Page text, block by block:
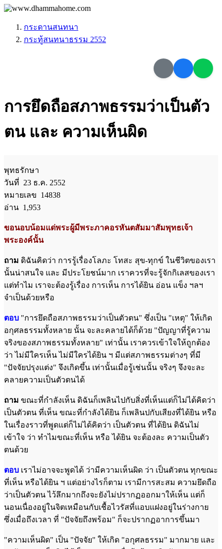
กระดานสนทนา
กระทู้สนทนาธรรม 2552
การยึดถือสภาพธรรมว่าเป็นตัว
ตน และ ความเห็นผิด
พุทธรักษา
วันที่ 23 ธ.ค. 2552
หมายเลข 14838
อ่าน 1,953
ขอนอบน้อมแด่พระผู้มีพระภาคอรหันตสัมมาสัมพุทธเจ้า
พระองค์นั้น
ถาม ดิฉันคิดว่า การรู้เรื่องโลภะ โทสะ สุข-ทุกข์ ในชีวิตของเรา
นั้นน่าสนใจ และ มีประโยชน์มาก เราควรที่จะรู้จักกิเลสของเรา
แต่ทำไม เราจะต้องรู้เรื่อง การเห็น การได้ยิน อ่อน แข็ง ฯลฯ
จำเป็นด้วยหรือ
ตอบ "การยึดถือสภาพธรรมว่าเป็นตัวตน" ซึ่งเป็น "เหตุ" ให้เกิด
อกุศลธรรมทั้งหลาย นั้น จะละคลายได้ก็ด้วย "ปัญญาที่รู้ความ
จริงของสภาพธรรมทั้งหลาย" เท่านั้น เราควรเข้าใจให้ถูกต้อง
ว่า ไม่มีใครเห็น ไม่มีใครได้ยิน ฯ มีแต่สภาพธรรมต่างๆ ที่มี
"ปัจจัยปรุงแต่ง" จึงเกิดขึ้น เท่านั้นเมื่อรู้เช่นนั้น จริงๆ จึงจะละ
คลายความเป็นตัวตนได้
ถาม ขณะที่กำลังเห็น ดิฉันก็เพลินไปกับสิ่งที่เห็นแต่ก็ไม่ได้คิดว่า
เป็นตัวตน ที่เห็น ขณะที่กำลังได้ยิน ก็เพลินปกับเสียงที่ได้ยิน หรือ
ในเรื่องราวที่พูดแต่ก็ไม่ได้คิดว่า เป็นตัวตน ที่ได้ยิน ดิฉันไม่
เข้าใจ ว่า ทำไมขณะที่เห็น หรือ ได้ยิน จะต้องละ ความเป็นตัว
ตนด้วย
ตอบ เราไม่อาจจะพูดได้ ว่ามีความเห็นผิด ว่า เป็นตัวตน ทุกขณะ
ที่เห็น หรือได้ยิน ฯ แต่อย่างไรก็ตาม เรามีการสะสม ความยึดถือ
ว่าเป็นตัวตน ไว้ลึกมากถึงจะยังไม่ปรากฏออกมาให้เห็น แต่ก็
นอนเนื่องอยู่ในจิตเหมือนกับเชื้อไวรัสที่แอบแฝงอยู่ในร่างกาย
ซึ่งเมื่อถึงเวลา ที่ "ปัจจัยถึงพร้อม" ก็จะปรากฏอาการขึ้นมา
"ความเห็นผิด" เป็น "ปัจจัย" ให้เกิด "อกุศลธรรม" มากมาย และ